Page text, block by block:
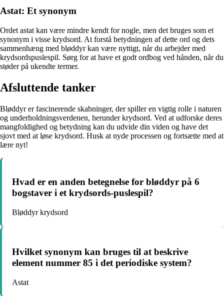
Astat: Et synonym
Ordet astat kan være mindre kendt for nogle, men det bruges som et
synonym i visse krydsord. At forstå betydningen af dette ord og dets
sammenhæng med bløddyr kan være nyttigt, når du arbejder med
krydsordspuslespil. Sørg for at have et godt ordbog ved hånden, når du
støder på ukendte termer.
Afsluttende tanker
Bløddyr er fascinerende skabninger, der spiller en vigtig rolle i naturen
og underholdningsverdenen, herunder krydsord. Ved at udforske deres
mangfoldighed og betydning kan du udvide din viden og have det
sjovt med at løse krydsord. Husk at nyde processen og fortsætte med at
lære nyt!
Hvad er en anden betegnelse for bløddyr på 6
bogstaver i et krydsords-puslespil?
Bløddyr krydsord
Hvilket synonym kan bruges til at beskrive
element nummer 85 i det periodiske system?
Astat